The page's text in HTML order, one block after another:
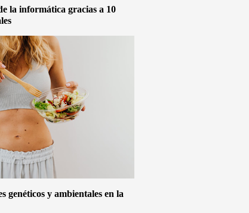
la informática gracias a 10
genéticos y ambientales en la